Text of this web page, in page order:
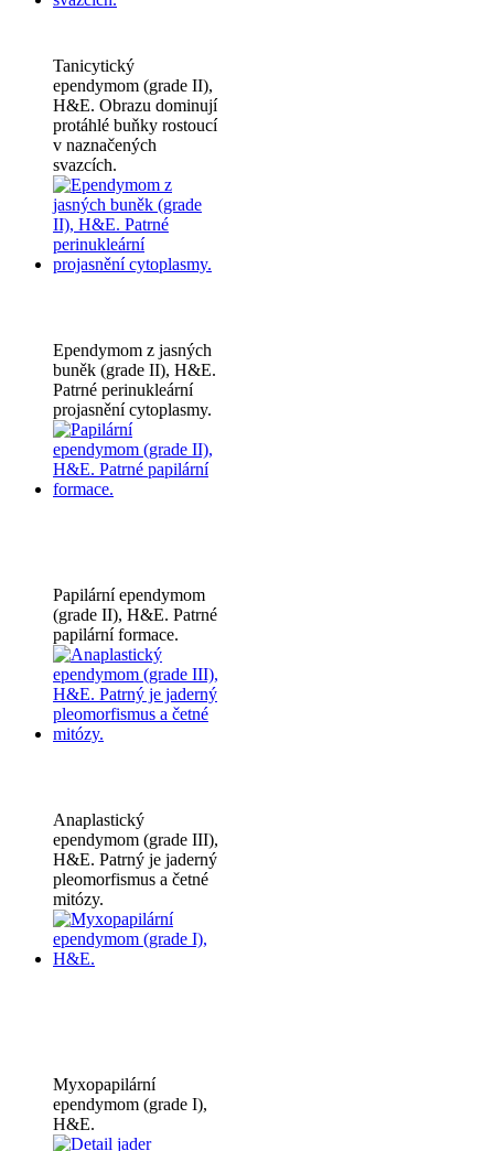
Tanicytický
ependymom (grade II),
H&E. Obrazu dominují
protáhlé buňky rostoucí
v naznačených
svazcích.
Ependymom z jasných
buněk (grade II), H&E.
Patrné perinukleární
projasnění cytoplasmy.
Papilární ependymom
(grade II), H&E. Patrné
papilární formace.
Anaplastický
ependymom (grade III),
H&E. Patrný je jaderný
pleomorfismus a četné
mitózy.
Myxopapilární
ependymom (grade I),
H&E.